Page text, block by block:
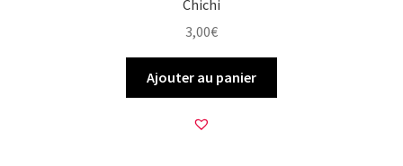
Chichi
3,00€
Ajouter au panier